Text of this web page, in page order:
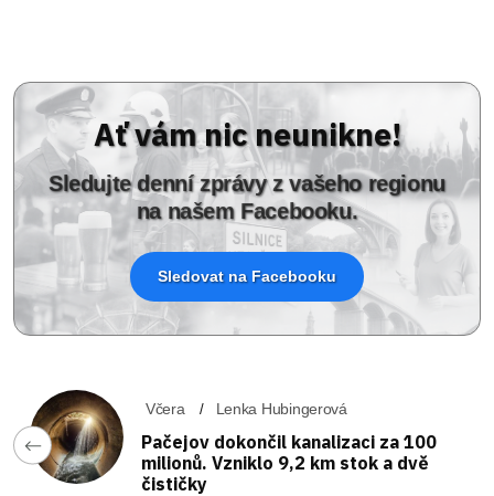
Ať vám nic neunikne!
Sledujte denní zprávy z vašeho regionu
na našem Facebooku.
Sledovat na Facebooku
Včera Lenka Hubingerová
Pačejov dokončil kanalizaci za 100
milionů. Vzniklo 9,2 km stok a dvě
čističky